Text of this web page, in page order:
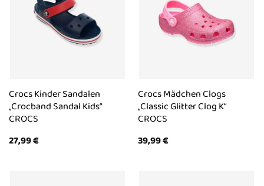
Crocs Kinder Sandalen
„Crocband Sandal Kids“
CROCS
27,99€
Crocs Mädchen Clogs
„Classic Glitter Clog K“
CROCS
39,99€